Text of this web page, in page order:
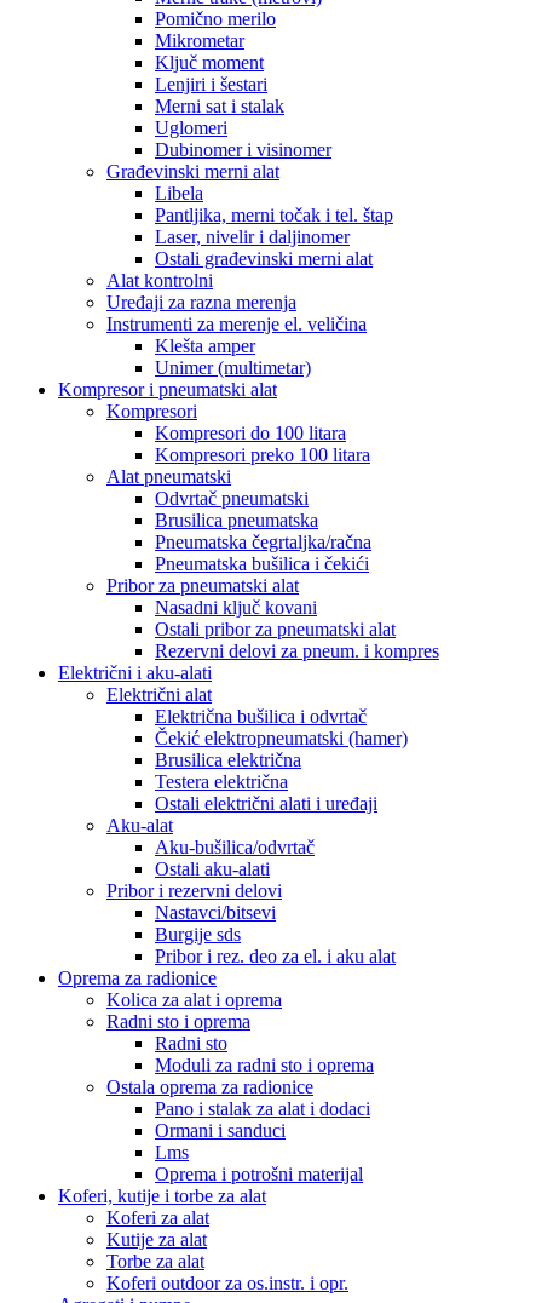
Pomično merilo
Mikrometar
Ključ moment
Lenjiri i šestari
Merni sat i stalak
Uglomeri
Dubinomer i visinomer
Građevinski merni alat
Libela
Pantljika, merni točak i tel. štap
Laser, nivelir i daljinomer
Ostali građevinski merni alat
Alat kontrolni
Uređaji za razna merenja
Instrumenti za merenje el. veličina
Klešta amper
Unimer (multimetar)
Kompresor i pneumatski alat
Kompresori
Kompresori do 100 litara
Kompresori preko 100 litara
Alat pneumatski
Odvrtač pneumatski
Brusilica pneumatska
Pneumatska čegrtaljka/račna
Pneumatska bušilica i čekići
Pribor za pneumatski alat
Nasadni ključ kovani
Ostali pribor za pneumatski alat
Rezervni delovi za pneum. i kompres
Električni i aku-alati
Električni alat
Električna bušilica i odvrtač
Čekić elektropneumatski (hamer)
Brusilica električna
Testera električna
Ostali električni alati i uređaji
Aku-alat
Aku-bušilica/odvrtač
Ostali aku-alati
Pribor i rezervni delovi
Nastavci/bitsevi
Burgije sds
Pribor i rez. deo za el. i aku alat
Oprema za radionice
Kolica za alat i oprema
Radni sto i oprema
Radni sto
Moduli za radni sto i oprema
Ostala oprema za radionice
Pano i stalak za alat i dodaci
Ormani i sanduci
Lms
Oprema i potrošni materijal
Koferi, kutije i torbe za alat
Koferi za alat
Kutije za alat
Torbe za alat
Koferi outdoor za os.instr. i opr.